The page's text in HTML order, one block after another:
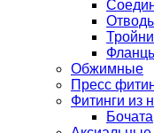
Обжимные
Пресс
Фитинги из
Бочата